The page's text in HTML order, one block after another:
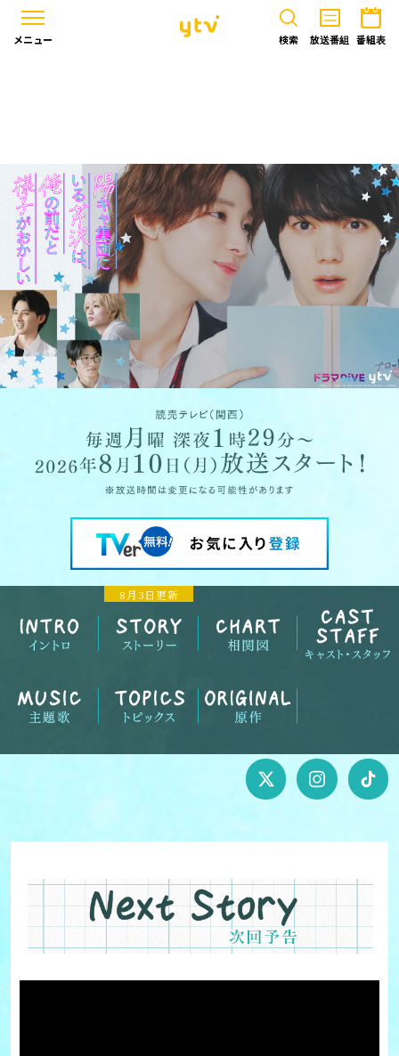
検索 放送番組 番組表
メニュー
8月3日更新